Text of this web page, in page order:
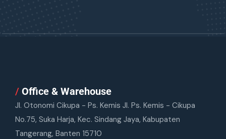
/ Office & Warehouse
Jl. Otonomi Cikupa - Ps. Kemis Jl. Ps. Kemis - Cikupa
No.75, Suka Harja, Kec. Sindang Jaya, Kabupaten
Tangerang, Banten 15710